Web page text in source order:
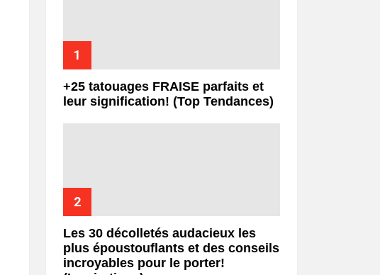
+25 tatouages ​​FRAISE parfaits et
leur signification! (Top Tendances)
Les 30 décolletés audacieux les
plus époustouflants et des conseils
incroyables pour le porter!